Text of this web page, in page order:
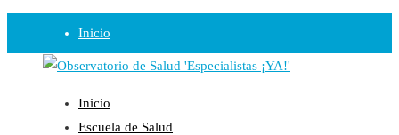
Inicio
Observatorio
Opinión
Inicio
Escuela de Salud